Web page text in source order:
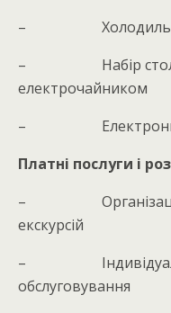
– Холодильник
– Набір
електрочайником
– Електронна
Платні послуги і
– Організація
екскурсій
–
обслуговування